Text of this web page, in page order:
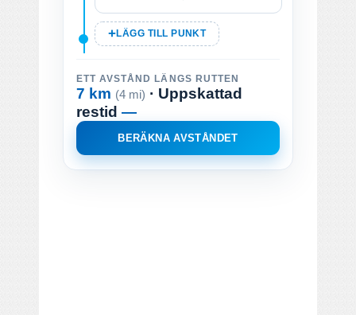
LÄGG TILL PUNKT
ETT AVSTÅND LÄNGS RUTTEN
7 km (4 mi) · Uppskattad
restid —
BERÄKNA AVSTÅNDET